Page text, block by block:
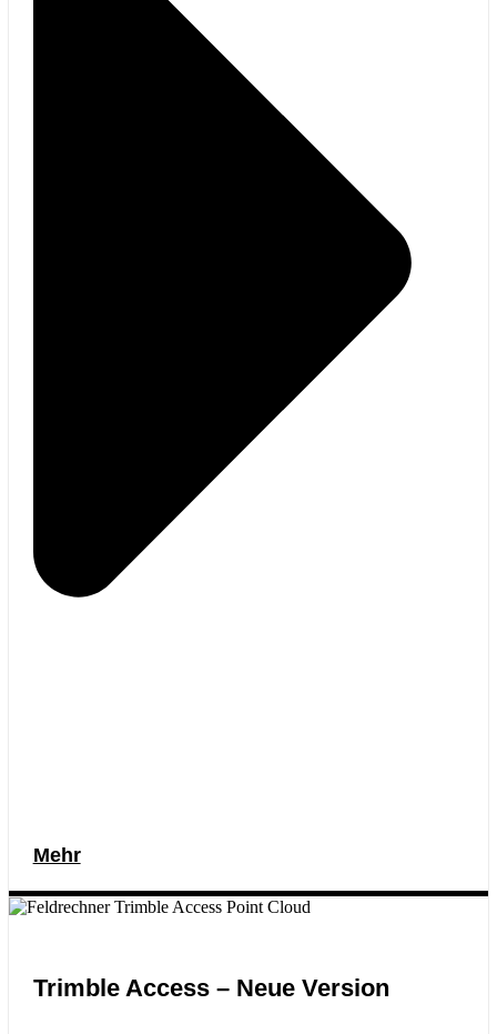
Mehr
Trimble Access – Neue Version